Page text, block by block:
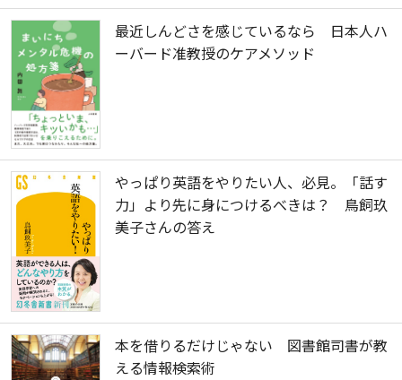
最近しんどさを感じているなら 日本人ハ
ーバード准教授のケアメソッド
やっぱり英語をやりたい人、必見。「話す
力」より先に身につけるべきは？ 鳥飼玖
美子さんの答え
本を借りるだけじゃない 図書館司書が教
える情報検索術